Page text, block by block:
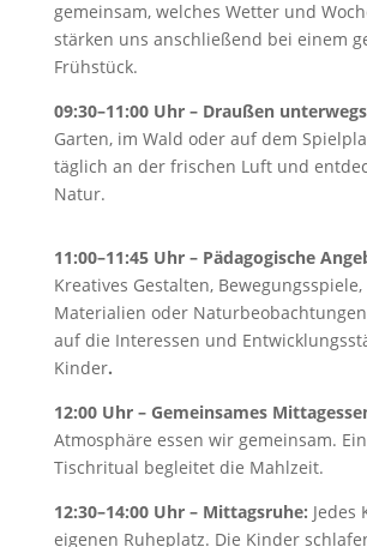
gemeinsam, welches Wetter und
stärken uns anschließend bei einem
Frühstück.
09:30–11:00 Uhr – Draußen
Garten, im Wald oder auf dem
täglich an der frischen Luft und
Natur.
11:00–11:45 Uhr – Pädagogische
Kreatives Gestalten,
Materialien oder
auf die Interessen und
Kinder.
12:00 Uhr – Gemeinsames
Atmosphäre essen wir gemeinsam.
Tischritual begleitet die Mahlzeit.
12:30–14:00 Uhr – Mittagsruhe: Jedes
eigenen Ruheplatz. Die Kinder